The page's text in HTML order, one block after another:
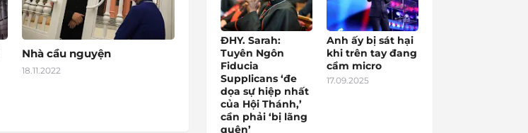
Nhà cầu nguyện
18.11.2022
ĐHY. Sarah:
Tuyên Ngôn
Fiducia
Supplicans ‘đe
dọa sự hiệp nhất
của Hội Thánh,’
cần phải ‘bị lãng
quên’
Anh ấy bị sát hại
khi trên tay đang
cầm micro
17.09.2025